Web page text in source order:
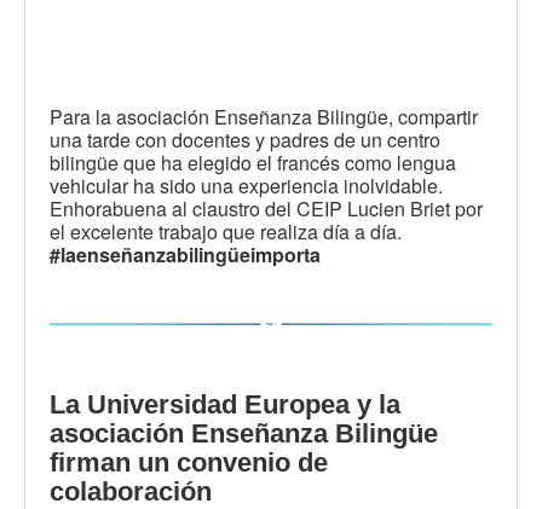
Para la asociación Enseñanza Bilingüe, compartir
una tarde con docentes y padres de un centro
bilingüe que ha elegido el francés como lengua
vehicular ha sido una experiencia inolvidable.
Enhorabuena al claustro del CEIP Lucien Briet por
el excelente trabajo que realiza día a día.
#laenseñanzabilingüeimporta
La Universidad Europea y la
asociación Enseñanza Bilingüe
firman un convenio de
colaboración